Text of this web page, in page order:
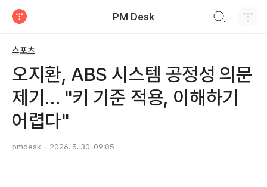
PM Desk
스포츠
오지환, ABS 시스템 공정성 의문
제기… "키 기준 적용, 이해하기
어렵다"
pmdesk 2026. 5. 30. 09:05